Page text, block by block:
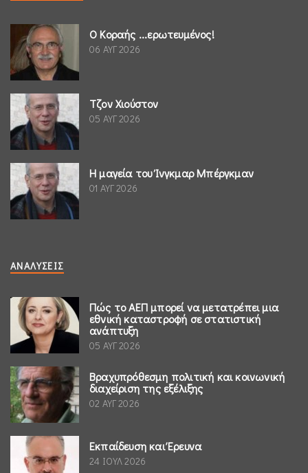
Ο Κοραής ...ερωτευμένος!
06 ΑΥΓ 2026
Τζον Χιούστον
05 ΑΥΓ 2026
Η μαγεία του Ίνγκμαρ Μπέργκμαν
01 ΑΥΓ 2026
ΑΝΑΛΎΣΕΙΣ
Πώς το ΑΕΠ μπορεί να μετατρέπει μια
εθνική καταστροφή σε στατιστική
ανάπτυξη
05 ΑΥΓ 2026
Βραχυπρόθεσμη πολιτική και κοινωνική
διαχείριση της εξέλιξης
02 ΑΥΓ 2026
Εκπαίδευση και Έρευνα
24 ΙΟΥΛ 2026